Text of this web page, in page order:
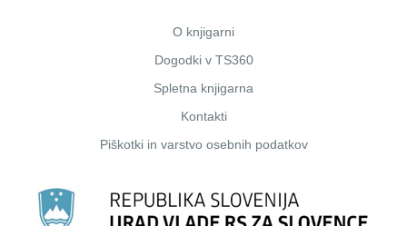
O knjigarni
Dogodki v TS360
Spletna knjigarna
Kontakti
Piškotkiin varstvo osebnih podatkov